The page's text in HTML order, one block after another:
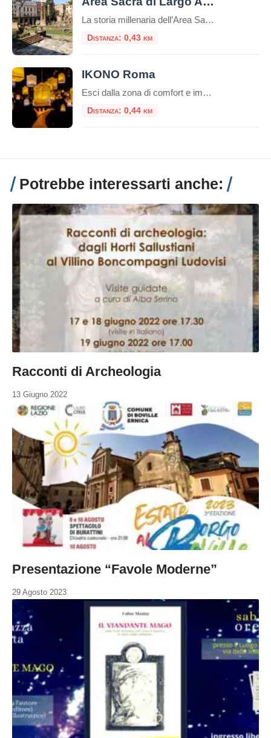
La storia millenaria dell’Area Sacra di Largo Argentina, dal 20 giugno, si offre al pubblico con un nuovo percorso che per la prima volta consente di accedere al sito e visitarlo in modo sistematico, leggendone le fasi di vita dall’età repubblicana attraverso l’epoca imperiale e medievale, fino alla riscoperta avvenuta nel secolo scorso con le demolizioni […]
Distanza: 0,43 km
IKONO Roma
Esci dalla zona di comfort e immergiti in un’esperienza unica che non dimenticherai mai! IKONO è la nuova esperienza immersiva a pochi passi dal Pantheon. Un emozionante e indimenticabile percorso di circa un’ora attraverso una serie di atmosfere coinvolgenti che scateneranno la vostra creatività interiore per creare ricordi unici.Durante la visita, interagirai con più di […]
Distanza: 0,44 km
Potrebbe interessarti anche:
Racconti di Archeologia
13 Giugno 2022
Presentazione “Favole Moderne”
29 Agosto 2023